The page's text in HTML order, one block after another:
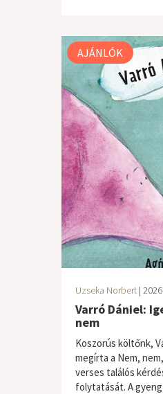
AJÁNLÓK
Uzseka Norbert |
Varró Dániel:
nem
Koszorús költőnk,
megírta a Nem,
verses találós
folytatását. A